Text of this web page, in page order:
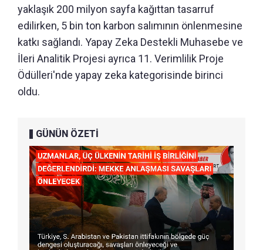
yaklaşık 200 milyon sayfa kağıttan tasarruf
edilirken, 5 bin ton karbon salımının önlenmesine
katkı sağlandı. Yapay Zeka Destekli Muhasebe ve
İleri Analitik Projesi ayrıca 11. Verimlilik Proje
Ödülleri'nde yapay zeka kategorisinde birinci
oldu.
GÜNÜN ÖZETİ